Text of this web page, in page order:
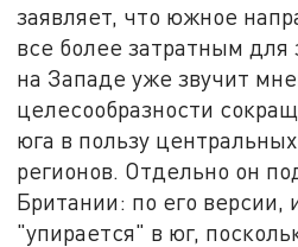
заявляет, что южное
все более затратным для
на Западе уже звучит
целесообразности
юга в пользу
регионов. Отдельно он
Британии: по его версии,
"упирается" в юг,